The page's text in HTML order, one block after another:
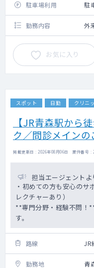
駐車場利用 駐
勤務内容 外
お気に入り
スポット 日勤 クリニ
【JR青森駅から
ク／問診メインの
掲載更新日 : 2026年08月06日 案件番号 :
担当エージェントよ
・初めての方も安心のサ
レクチャーあり）
**専門分野・経験不問！
す。
路線 JR
勤務地 青